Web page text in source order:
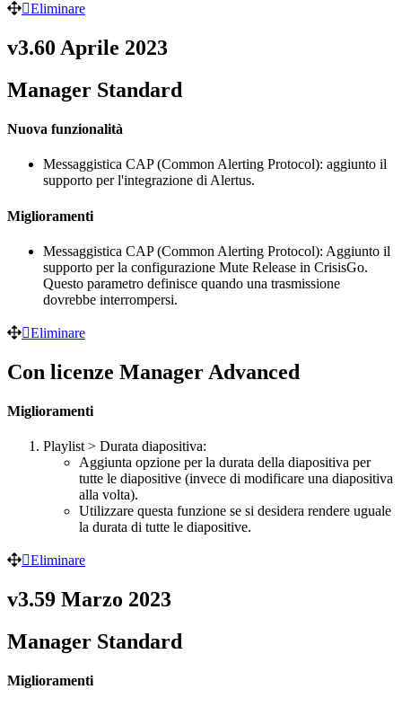
Eliminare
v3.60 Aprile 2023
Manager Standard
Nuova funzionalità
Messaggistica CAP (Common Alerting Protocol): aggiunto il
supporto per l'integrazione di Alertus.
Miglioramenti
Messaggistica CAP (Common Alerting Protocol): Aggiunto il
supporto per la configurazione Mute Release in CrisisGo.
Questo parametro definisce quando una trasmissione
dovrebbe interrompersi.
Eliminare
Con licenze Manager Advanced
Miglioramenti
Playlist > Durata diapositiva:
Aggiunta opzione per la durata della diapositiva per
tutte le diapositive (invece di modificare una diapositiva
alla volta).
Utilizzare questa funzione se si desidera rendere uguale
la durata di tutte le diapositive.
Eliminare
v3.59 Marzo 2023
Manager Standard
Miglioramenti